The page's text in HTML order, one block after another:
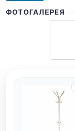
ФОТОГАЛЕРЕЯ